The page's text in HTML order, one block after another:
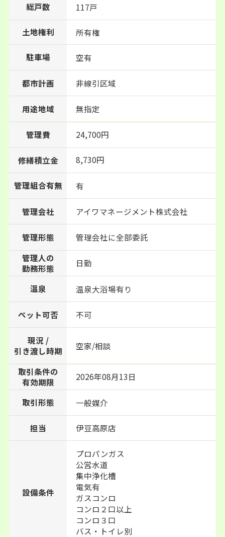
総戸数 117戸
土地権利 所有権
駐車場 空有
都市計画 非線引区域
用途地域 無指定
管理費 24,700円
修繕積立金 8,730円
管理組合有無 有
管理会社 アイワマネージメント株式会社
管理形態
管理会社に全部委託
管理人の
勤務形態
日勤
温泉 温泉大浴場有り
ペット可否 不可
現況 /
引き渡し時期
空家/相談
取引条件の
有効期限
2026年08月13日
取引形態 一般媒介
担当 伊豆高原店
設備条件
プロパンガス
公営水道
集中浄化槽
電気有
ガスコンロ
コンロ２口以上
コンロ３口
バス・トイレ別